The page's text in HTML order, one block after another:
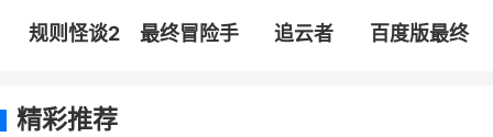
规则怪谈2
最终冒险手
追云者
百度版最终
精彩推荐